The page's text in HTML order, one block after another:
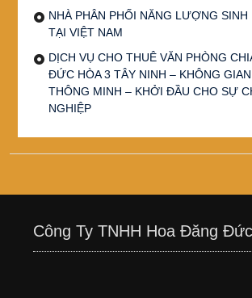
NHÀ PHÂN PHỐI NĂNG LƯỢNG SINH
TẠI VIỆT NAM
DỊCH VỤ CHO THUÊ VĂN PHÒNG
ĐỨC HÒA 3 TÂY NINH – KHÔNG
THÔNG MINH – KHỞI ĐẦU CHO SỰ
NGHIỆP
Công Ty TNHH Hoa Đăng